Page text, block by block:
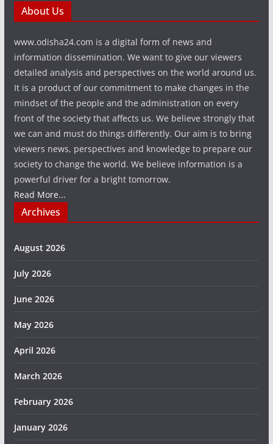
About Us
www.odisha24.com is a digital form of news and
information dissemination. We want to give our viewers
detailed analysis and perspectives on the world around us.
It is a product of our commitment to make changes in the
mindset of the people and the administration on every
front of the society that affects us. We believe strongly that
we can and must do things differently. Our aim is to bring
viewers news, perspectives and knowledge to prepare our
society to change the world. We believe information is a
powerful driver for a bright tomorrow.
Read More...
Archives
August 2026
July 2026
June 2026
May 2026
April 2026
March 2026
February 2026
January 2026